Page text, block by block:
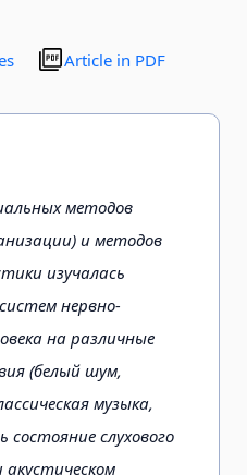
Article in PDF
методов
и методов
изучалась
нервно-
на различные
(белый шум,
музыка,
состояние слухового